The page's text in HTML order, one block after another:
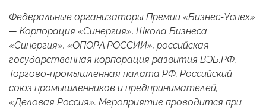
Федеральные организаторы Премии «Бизнес-Успех»
— Корпорация «Синергия», Школа Бизнеса
«Синергия», «ОПОРА РОССИИ», российская
государственная корпорация развития ВЭБ.РФ,
Торгово-промышленная палата РФ, Российский
союз промышленников и предпринимателей,
«Деловая Россия». Мероприятие проводится при